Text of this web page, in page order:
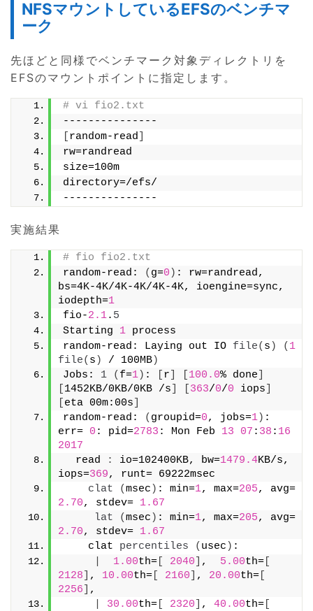
NFSマウントしているEFSのベンチマ
ーク
先ほどと同様でベンチマーク対象ディレクトリを
EFSのマウントポイントに指定します。
# vi fio2.txt
---------------
random-read
rw=randread
size=100m
directory=/efs/
---------------
実施結果
# fio fio2.txt
random-read:
( g=0 ) : rw=randread,
bs=4K-4K/4K-4K/4K-4K, ioengine=sync,
iodepth=1
fio-2.1. 5
Starting 1 process
random-read: Laying out IO file( s ) ( 1
file( s ) / 100MB)
Jobs: 1 ( f=1) : r 100.0% done
1452KB/0KB/0KB /s 363/0/0 iops
eta 00m:00s
random-read:
( groupid=0, jobs=1) :
err= 0 : pid=2783 : Mon Feb 13 07 : 38 : 16
2017
  read
: io=102400KB, bw=1479.4KB/s,
iops=369, runt= 69222msec
clat
(msec ) : min=1, max=205
2.70, stdev= 1.67
lat
(msec ) : min=1, max=205
2.70, stdev= 1.67
    clat
percentiles ( usec ) :
1.00th= 2040 , 5.00th=
2128
, 10.00th= 2160 , 20.00th=
2256
,
30.00th= 2320 , 40.00th=